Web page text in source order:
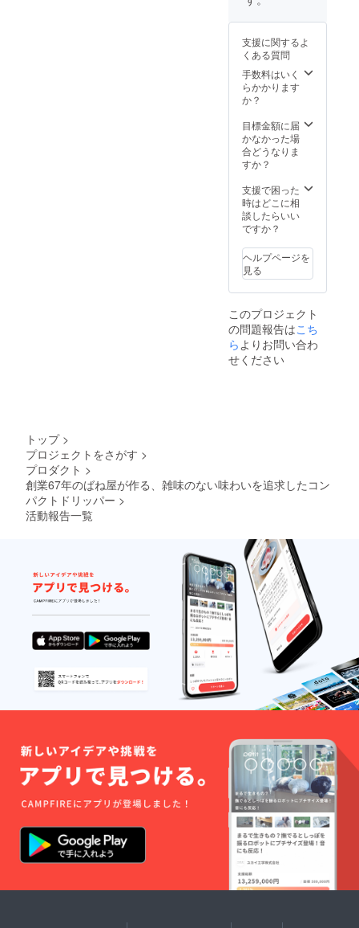
があり
支援に関するよ
くある質問
手数料はいく
らかかります
か？
目標金額に届
かなかった場
合どうなりま
すか？
支援で困った
時はどこに相
談したらいい
ですか？
ヘルプページを
見る
このプロジェクト
の問題報告はこち
ら よりお問い合わ
せください
トップ >
プロジェクトをさがす >
プロダクト >
創業67年のばね屋が作る、雑味のない味わいを追求したコン
パクトドリッパー >
活動報告一覧